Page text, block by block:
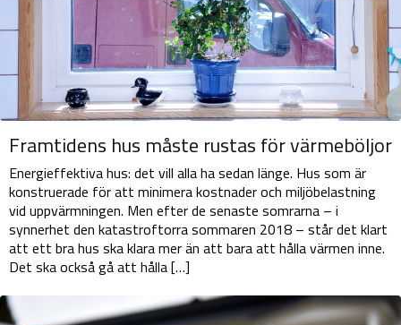
Framtidens hus måste rustas för värmeböljor
Energieffektiva hus: det vill alla ha sedan länge. Hus som är
konstruerade för att minimera kostnader och miljöbelastning
vid uppvärmningen. Men efter de senaste somrarna – i
synnerhet den katastroftorra sommaren 2018 – står det klart
att ett bra hus ska klara mer än att bara att hålla värmen inne.
Det ska också gå att hålla […]